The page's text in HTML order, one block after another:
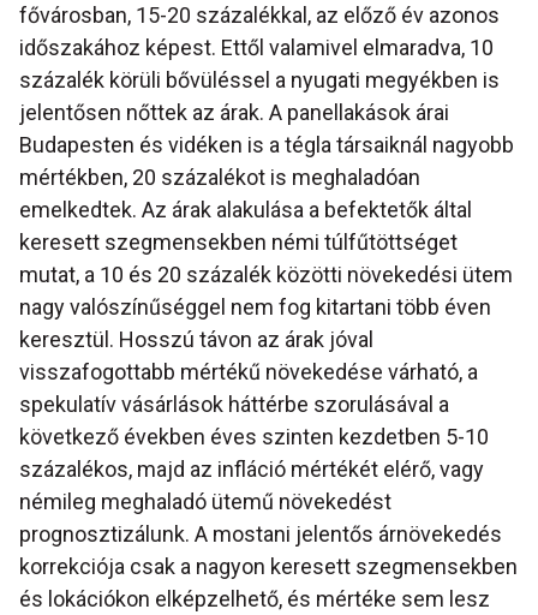
fővárosban, 15-20 százalékkal, az előző év azonos
időszakához képest. Ettől valamivel elmaradva, 10
százalék körüli bővüléssel a nyugati megyékben is
jelentősen nőttek az árak. A panellakások árai
Budapesten és vidéken is a tégla társaiknál nagyobb
mértékben, 20 százalékot is meghaladóan
emelkedtek. Az árak alakulása a befektetők által
keresett szegmensekben némi túlfűtöttséget
mutat, a 10 és 20 százalék közötti növekedési ütem
nagy valószínűséggel nem fog kitartani több éven
keresztül. Hosszú távon az árak jóval
visszafogottabb mértékű növekedése várható, a
spekulatív vásárlások háttérbe szorulásával a
következő években éves szinten kezdetben 5-10
százalékos, majd az infláció mértékét elérő, vagy
némileg meghaladó ütemű növekedést
prognosztizálunk. A mostani jelentős árnövekedés
korrekciója csak a nagyon keresett szegmensekben
és lokációkon elképzelhető, és mértéke sem lesz